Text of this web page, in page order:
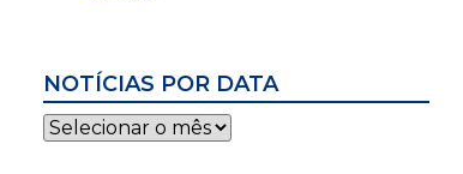
NOTÍCIAS POR DATA
Notícias
por